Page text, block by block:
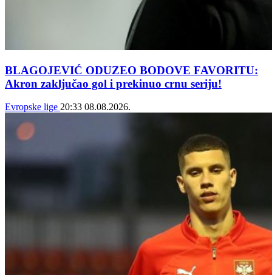
BLAGOJEVIĆ ODUZEO BODOVE FAVORITU:
Akron zaključao gol i prekinuo crnu seriju!
Evropske lige 20:33 08.08.2026.